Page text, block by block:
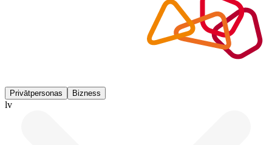
Privātpersonas Bizness
lv